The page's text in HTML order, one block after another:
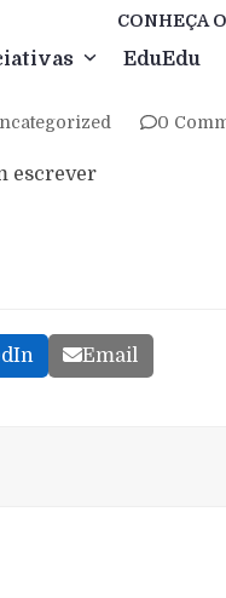
CONHEÇA O
EduEdu
0
escrever
Email